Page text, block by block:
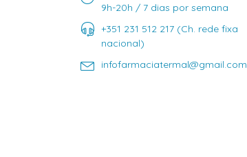
9h-20h / 7 dias por semana
+351 231 512 217 (Ch. rede fixa
nacional)
infofarmaciatermal@gmail.com